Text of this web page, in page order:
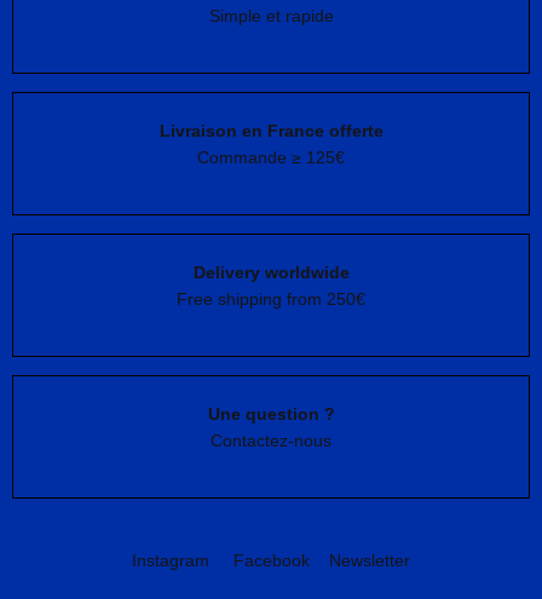
Simple et rapide
Livraison en France offerte
Commande ≥ 125€
Delivery worldwide
Free shipping from 250€
Une question ?
Contactez-nous
Instagram Facebook Newsletter